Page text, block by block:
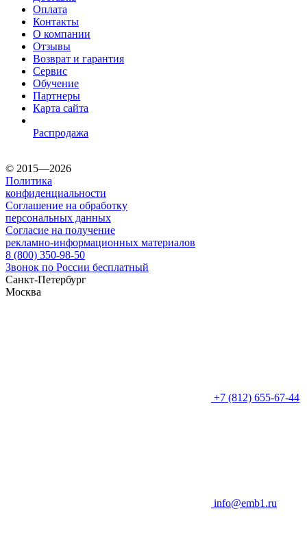
Оплата
Контакты
О компании
Отзывы
Возврат и гарантия
Сервис
Обучение
Партнеры
Карта сайта
Распродажа
© 2015—2026
Политика
конфиденциальности
Соглашение на обработку
персональных данных
Согласие на получение
рекламно-информационных материалов
8 (800) 350-98-50
Звонок по России бесплатный
Санкт-Петербург
Москва
+7 (812) 655-67-44
info@emb1.ru